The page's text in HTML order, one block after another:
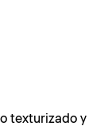
texturizado y